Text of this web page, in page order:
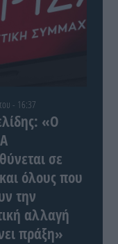
- 16:37
«Ο
σε
όλους που
την
αλλαγή
πράξη»